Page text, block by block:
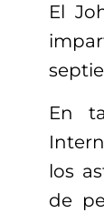
El
En
los
de